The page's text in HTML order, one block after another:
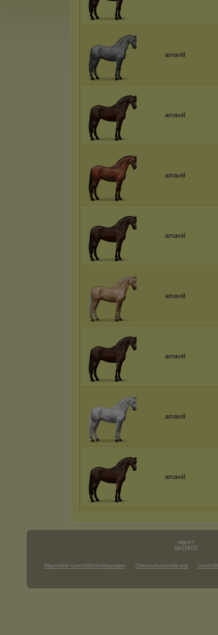
amavél
amavél
amavél
amavél
amavél
amavél
amavél
amavél
Allgemeine Geschäftsbedingungen Datenschutzerklärung